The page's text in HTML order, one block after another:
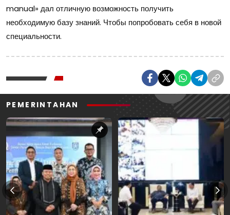
manual» дал отличную возможность получить
необходимую базу знаний. Чтобы попробовать себя в новой
специальности.
PEMERINTAHAN